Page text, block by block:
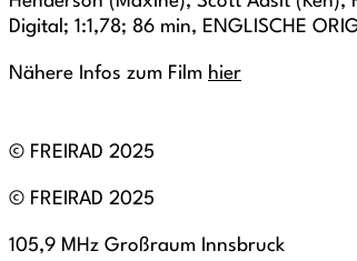
Digital; 1:1,78; 86 min, ENGLISCHE
Nähere Infos zum Film hier
© FREIRAD 2025
© FREIRAD 2025
105,9 MHz Großraum Innsbruck